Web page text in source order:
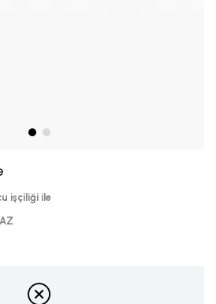
işçiliği ile